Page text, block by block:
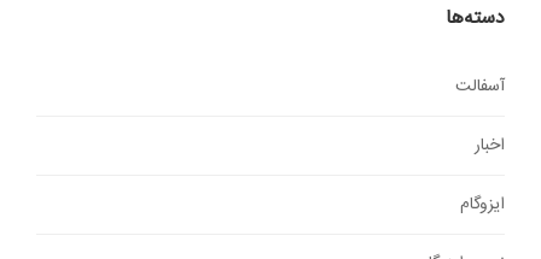
دسته‌ها
آسفالت
اخبار
ایزوگام